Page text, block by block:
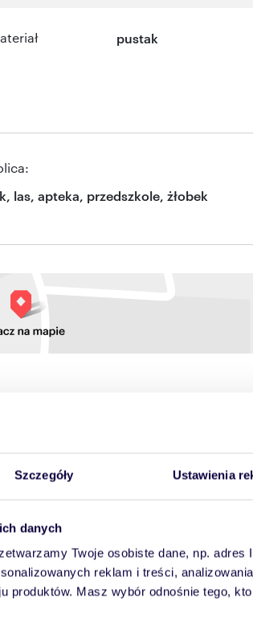
Szczegóły Ustawienia
danych
Twoje osobiste dane, np.
reklam i treści,
produktów. Masz wybór odnośnie tego,
pustak
las, apteka, przedszkole, żłobek
Bielawie o powierzchni150 m² - 5 pokoi